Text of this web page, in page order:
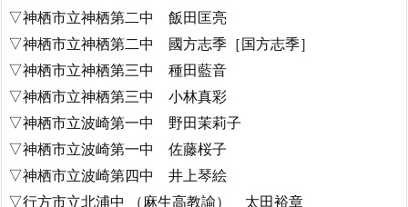
▽神栖市立神栖第二中 飯田匡亮
▽神栖市立神栖第二中 國方志季［国方志季］
▽神栖市立神栖第三中 種田藍音
▽神栖市立神栖第三中 小林真彩
▽神栖市立波崎第一中 野田茉莉子
▽神栖市立波崎第一中 佐藤桜子
▽神栖市立波崎第四中 井上琴絵
▽行方市立北浦中 （麻生高教諭） 太田裕章